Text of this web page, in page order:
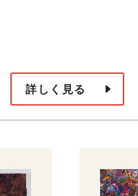
詳しく見る